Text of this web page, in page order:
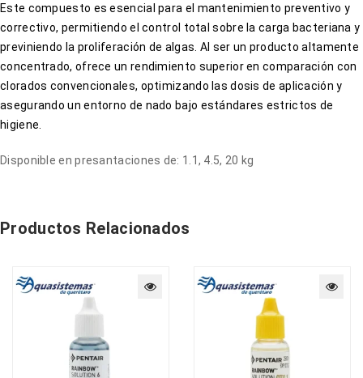
Este compuesto es esencial para el mantenimiento preventivo y
correctivo, permitiendo el control total sobre la carga bacteriana y
previniendo la proliferación de algas. Al ser un producto altamente
concentrado, ofrece un rendimiento superior en comparación con
clorados convencionales, optimizando las dosis de aplicación y
asegurando un entorno de nado bajo estándares estrictos de
higiene.
Disponible en presantaciones de: 1.1, 4.5, 20 kg
Productos Relacionados